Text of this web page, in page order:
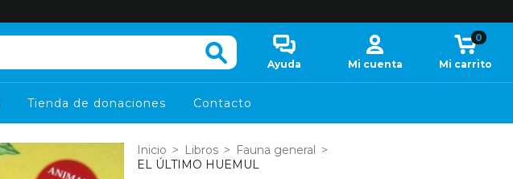
Ayuda Mi cuenta Mi carrito
0
Tienda de donaciones Contacto
Inicio > Libros > Fauna general >
EL ÚLTIMO HUEMUL